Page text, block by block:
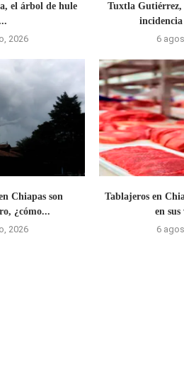
el árbol de hule
2026
Tuxtla Gutiérrez,
6
Chiapas son
¿cómo...
2026
Tablajeros en
en sus
6